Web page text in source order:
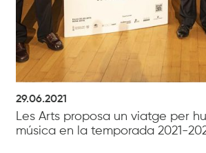
29.06.2021
Les Arts proposa un viatge per
música en la temporada 2021-